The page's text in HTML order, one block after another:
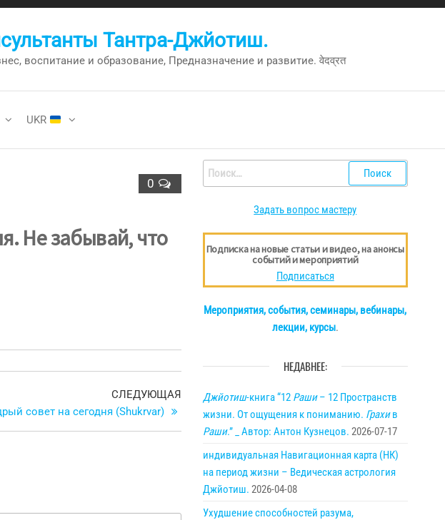
Тантра-Джйотиш.
воспитание и образование, Предназначение и развитие. वेदव्रत
UKR
0
Не забывай, что
Следующая
запись
СЛЕДУЮЩАЯ
совет на сегодня (Shukrvar)
Найти:
Задать вопрос мастеру
Подписка на новые статьи и видео, на анонсы
событий и мероприятий
Подписаться
Мероприятия, события, семинары, вебинары,
лекции, курсы.
НЕДАВНЕЕ:
Джйотиш-книга “12 Раши– 12 Пространств
жизни. От ощущения к пониманию. Грахив
Раши.” _ Автор: Антон Кузнецов. 2026-07-17
индивидуальная Навигационная карта (НК)
на период жизни – Ведическая астрология
Джйотиш. 2026-04-08
Ухудшение способностей разума,